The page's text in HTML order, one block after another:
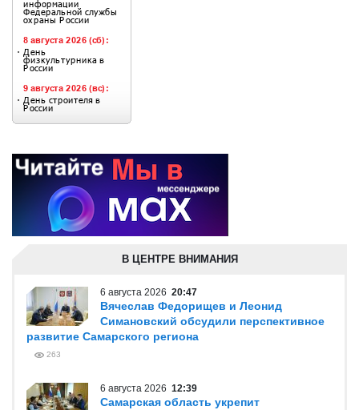
В ЦЕНТРЕ ВНИМАНИЯ
6 августа 2026 20:47
Вячеслав Федорищев и Леонид
Симановский обсудили перспективное
развитие Самарского региона
263
6 августа 2026 12:39
Самарская область укрепит